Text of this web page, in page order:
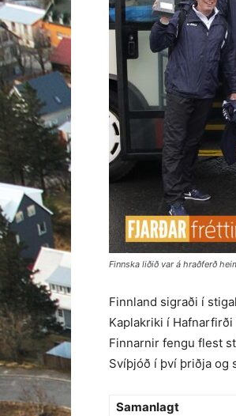
Finnska liðið var á hraðferð
Finnland sigraði í
Kaplakriki í Hafnarfirði
Finnarnir fengu flest
Svíþjóð í því þriðja og
Samanlagt